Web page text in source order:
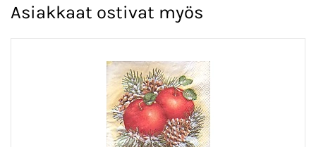
Asiakkaat ostivat myös